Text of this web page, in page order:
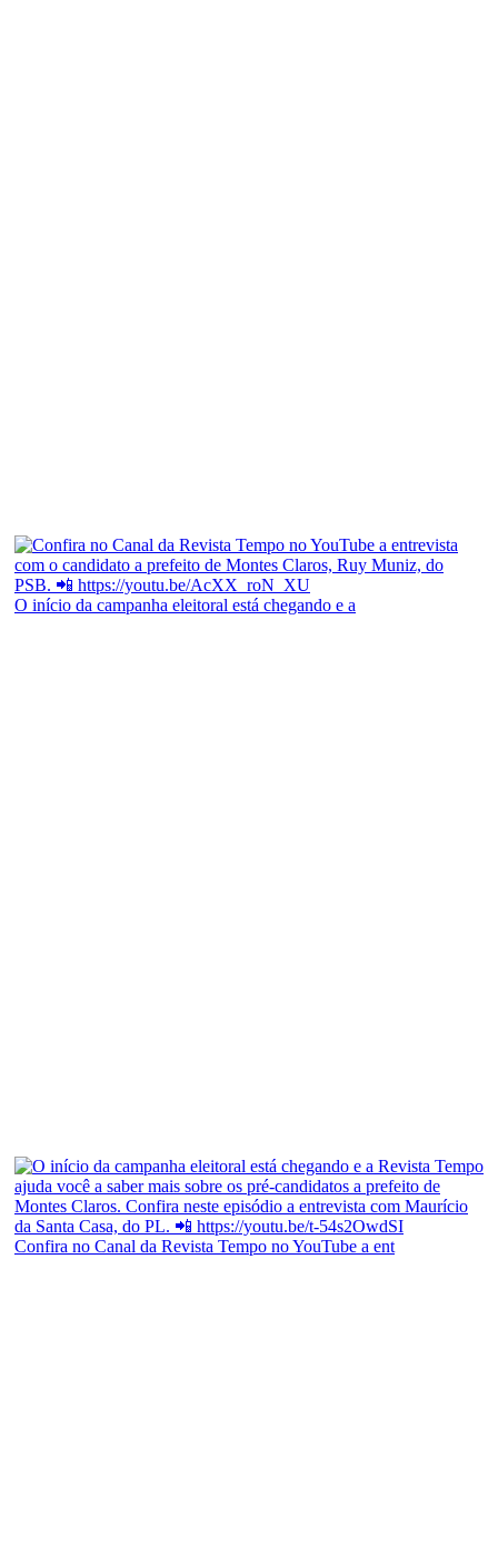
O início da campanha eleitoral está chegando e a
Confira no Canal da Revista Tempo no YouTube a ent